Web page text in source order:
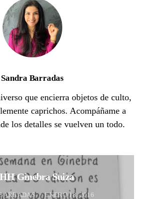
Sandra Barradas
que encierra objetos de culto,
caprichos. Acompáñame a
los detalles se vuelven un todo.
Ginebra Suiza
ENERO 18, 2016